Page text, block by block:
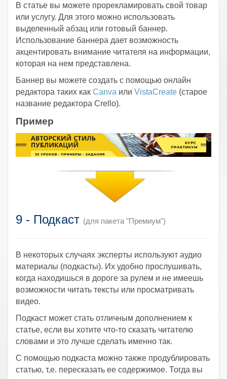
В статье вы можете прорекламировать свой товар
или услугу. Для этого можно использовать
выделенный абзац или готовый баннер.
Использование баннера дает возможность
акцентировать внимание читателя на информации,
которая на нем представлена.
Баннер вы можете создать с помощью онлайн
редактора таких как Canva или VistaCreate (старое
название редактора Crello).
Пример
9 - Подкаст (для пакета "Премиум")
В некоторых случаях эксперты используют аудио
материалы (подкасты). Их удобно прослушивать,
когда находишься в дороге за рулем и не имеешь
возможности читать тексты или просматривать
видео.
Подкаст может стать отличным дополнением к
статье, если вы хотите что-то сказать читателю
словами и это лучше сделать именно так.
С помощью подкаста можно также продублировать
статью, т,е. пересказать ее содержимое. Тогда вы